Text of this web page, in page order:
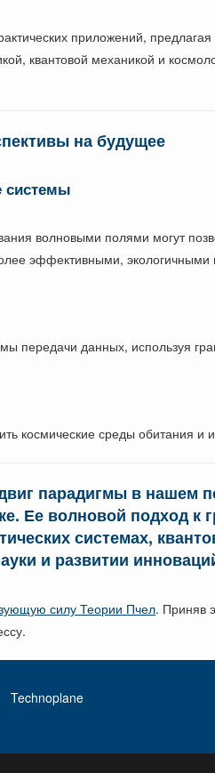
приложений,
квантовой механикой и
на будущее
системы
волновыми полями могут
эффективными, экологичными
передачи данных, используя
космические среды обитания
парадигмы в нашем
Ее волновой подход
системах,
и развитии
силу Теории Пчел. Приняв
Technoplane